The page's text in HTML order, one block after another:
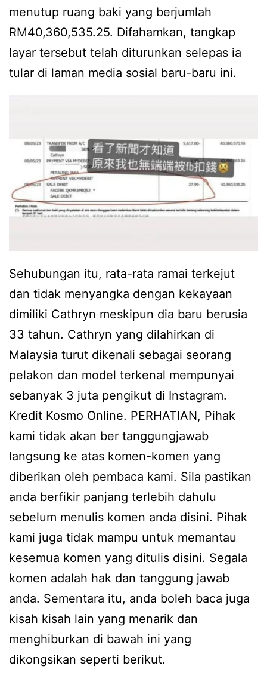
menutup ruang baki yang berjumlah
RM40,360,535.25. Difahamkan, tangkap
layar tersebut telah diturunkan selepas ia
tular di laman media sosial baru-baru ini.
Sehubungan itu, rata-rata ramai terkejut
dan tidak menyangka dengan kekayaan
dimiliki Cathryn meskipun dia baru berusia
33 tahun. Cathryn yang dilahirkan di
Malaysia turut dikenali sebagai seorang
pelakon dan model terkenal mempunyai
sebanyak 3 juta pengikut di Instagram.
Kredit Kosmo Online. PERHATIAN, Pihak
kami tidak akan ber tanggungjawab
langsung ke atas komen-komen yang
diberikan oleh pembaca kami. Sila pastikan
anda berfikir panjang terlebih dahulu
sebelum menulis komen anda disini. Pihak
kami juga tidak mampu untuk memantau
kesemua komen yang ditulis disini. Segala
komen adalah hak dan tanggung jawab
anda. Sementara itu, anda boleh baca juga
kisah kisah lain yang menarik dan
menghiburkan di bawah ini yang
dikongsikan seperti berikut.